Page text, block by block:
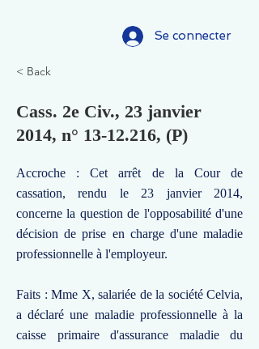
Se connecter
< Back
Cass. 2e Civ., 23 janvier
2014, n° 13-12.216, (P)
Accroche : Cet arrêt de la Cour de
cassation, rendu le 23 janvier 2014,
concerne la question de l'opposabilité d'une
décision de prise en charge d'une maladie
professionnelle à l'employeur.
Faits : Mme X, salariée de la société Celvia,
a déclaré une maladie professionnelle à la
caisse primaire d'assurance maladie du